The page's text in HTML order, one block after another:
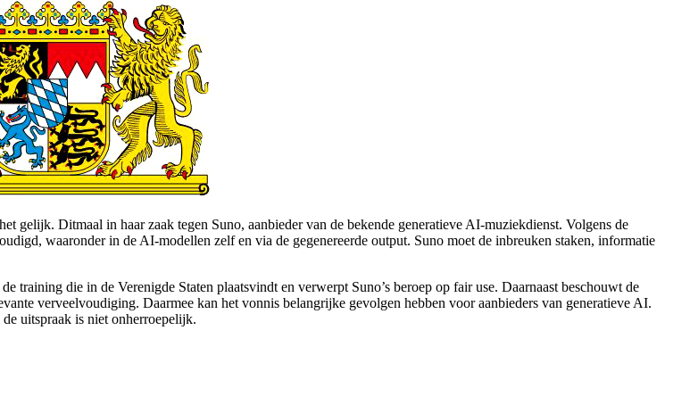
gelijk. Ditmaal in haar zaak tegen Suno, aanbieder van de bekende generatieve AI-muziekdienst. Volgens de
waaronder in de AI-modellen zelf en via de gegenereerde output. Suno moet de inbreuken staken, informatie
training die in de Verenigde Staten plaatsvindt en verwerpt Suno’s beroep op fair use. Daarnaast beschouwt de
verveelvoudiging. Daarmee kan het vonnis belangrijke gevolgen hebben voor aanbieders van generatieve AI.
uitspraak is niet onherroepelijk.